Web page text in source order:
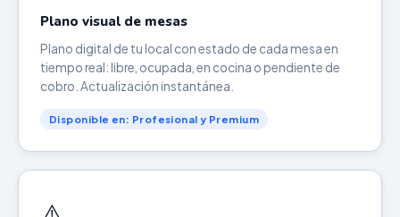
Plano visual de mesas
Plano digital de tu local con estado de cada mesa en
tiempo real: libre, ocupada, en cocina o pendiente de
cobro. Actualización instantánea.
Disponible en: Profesional y Premium